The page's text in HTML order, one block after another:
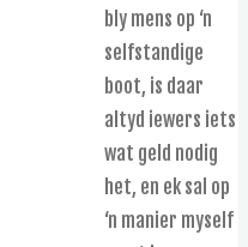
bly mens op ‘n
selfstandige
boot, is daar
altyd iewers iets
wat geld nodig
het, en ek sal op
‘n manier myself